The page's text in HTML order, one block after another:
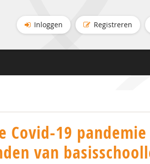
Inloggen Registreren
19 pandemie
van